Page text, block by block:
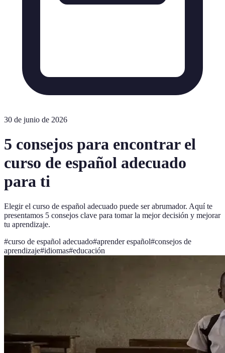
30 de junio de 2026
5 consejos para encontrar el
curso de español adecuado
para ti
Elegir el curso de español adecuado puede ser abrumador. Aquí te
presentamos 5 consejos clave para tomar la mejor decisión y mejorar
tu aprendizaje.
#curso de español adecuado#aprender español#consejos de
aprendizaje#idiomas#educación